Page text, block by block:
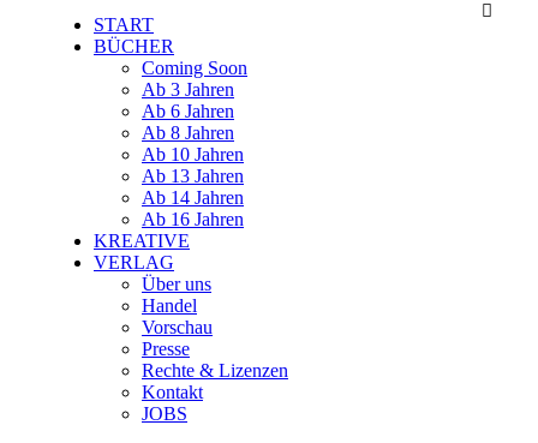

START
BÜCHER
Coming Soon
Ab 3 Jahren
Ab 6 Jahren
Ab 8 Jahren
Ab 10 Jahren
Ab 13 Jahren
Ab 14 Jahren
Ab 16 Jahren
KREATIVE
VERLAG
Über uns
Handel
Vorschau
Presse
Rechte & Lizenzen
Kontakt
JOBS